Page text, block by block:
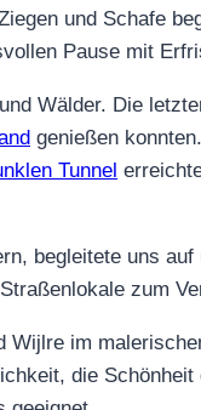
und Schafe
Pause mit
Wälder. Die
genießen
Tunnel
begleitete uns
zum
im
die